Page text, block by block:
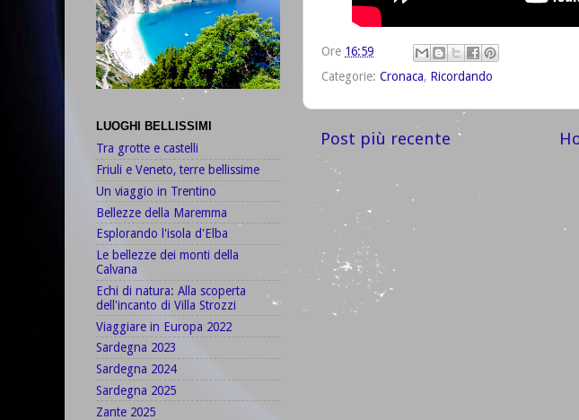
Ore 16:59
Categorie: Cronaca, Ricordando
Post più recente
LUOGHI BELLISSIMI
Tra grotte e castelli
Friuli e Veneto, terre bellissime
Un viaggio in Trentino
Bellezze della Maremma
Esplorando l'isola d'Elba
Le bellezze dei monti della
Calvana
Echi di natura: Alla scoperta
dell'incanto di Villa Strozzi
Viaggiare in Europa 2022
Sardegna 2023
Sardegna 2024
Sardegna 2025
Zante 2025